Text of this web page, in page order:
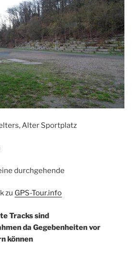
Alter Sportplatz
durchgehende
zu GPS-Tour.info
Tracks sind
da Gegebenheiten vor
können